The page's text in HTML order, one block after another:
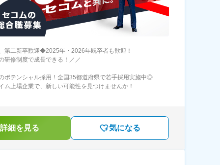
第二新卒歓迎◆2025年・2026年既卒者も歓迎！
研修制度で成長できる！／／
ポテンシャル採用！全国35都道府県で若手採用実施中◎
ム上場企業で、新しい可能性を見つけませんか！
細を見る 気になる